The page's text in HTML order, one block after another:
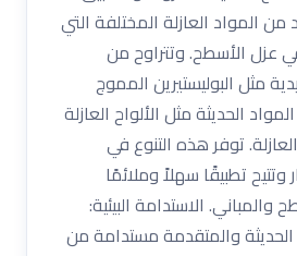
من المواد العازلة المختلفة التي
عزل الأسطح. وتتراوح من
مثل البوليستيرين المموج
الحديثة مثل الألواح العازلة
توفر هذه التنوع في
وتتيح تطبيقًا سهلاً وملائمًا
والمباني. الاستدامة البيئية:
الحديثة والمتقدمة مستدامة من